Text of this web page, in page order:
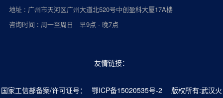
地址 : 广州市天河区广州大道北520号中创盈科大厦17A楼
咨询时间 : 周一至周日 早9点 - 晚7点
友情链接：
国家工信部备案/许可证号： 鄂ICP备15020535号-2 版权所有:武汉火